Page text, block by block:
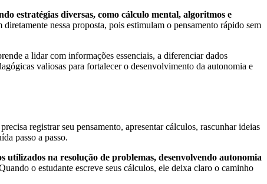
estratégias diversas, como cálculo mental, algoritmos e
nessa proposta, pois estimulam o pensamento rápido sem
a lidar com informações essenciais, a diferenciar dados
valiosas para fortalecer o desenvolvimento da autonomia e
registrar seu pensamento, apresentar cálculos, rascunhar ideias
passo a passo.
na resolução de problemas, desenvolvendo autonomia
o estudante escreve seus cálculos, ele deixa claro o caminho